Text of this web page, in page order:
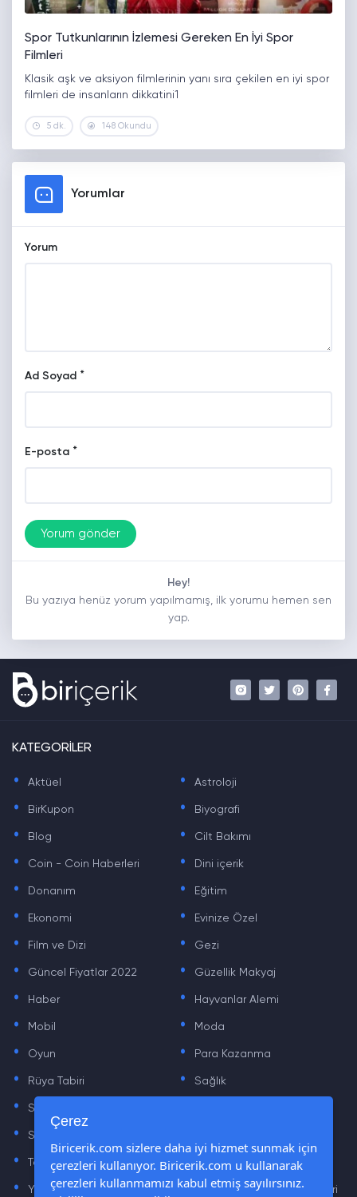
Spor Tutkunlarının İzlemesi Gereken En İyi Spor
Filmleri
Klasik aşk ve aksiyon filmlerinin yanı sıra çekilen en iyi spor
filmleri de insanların dikkatini1
5 dk. 148 Okundu
Yorumlar
Yorum
Ad Soyad *
E-posta *
Hey!
Bu yazıya henüz yorum yapılmamış, ilk yorumu hemen sen
yap.
KATEGORİLER
. Aktüel . Astroloji
. BirKupon . Biyografi
. Blog . Cilt Bakımı
. Coin - Coin Haberleri . Dini içerik
. Donanım . Eğitim
. Ekonomi . Evinize Özel
. Film ve Dizi . Gezi
. Güncel Fiyatlar 2022 . Güzellik Makyaj
. Haber . Hayvanlar Alemi
. Mobil . Moda
. Oyun . Para Kazanma
. Rüya Tabiri . Sağlık
. Sinema .
. Sözler
. Teknoloji Haberleri . Yaşam
. Yazılım Haberleri . Yiyecek Önerileri ve Tarifleri
Çerez
Biricerik.com sizlere daha iyi hizmet sunmak için
çerezleri kullanıyor. Biricerik.com u kullanarak
çerezleri kullanmamızı kabul etmiş sayılırsınız.